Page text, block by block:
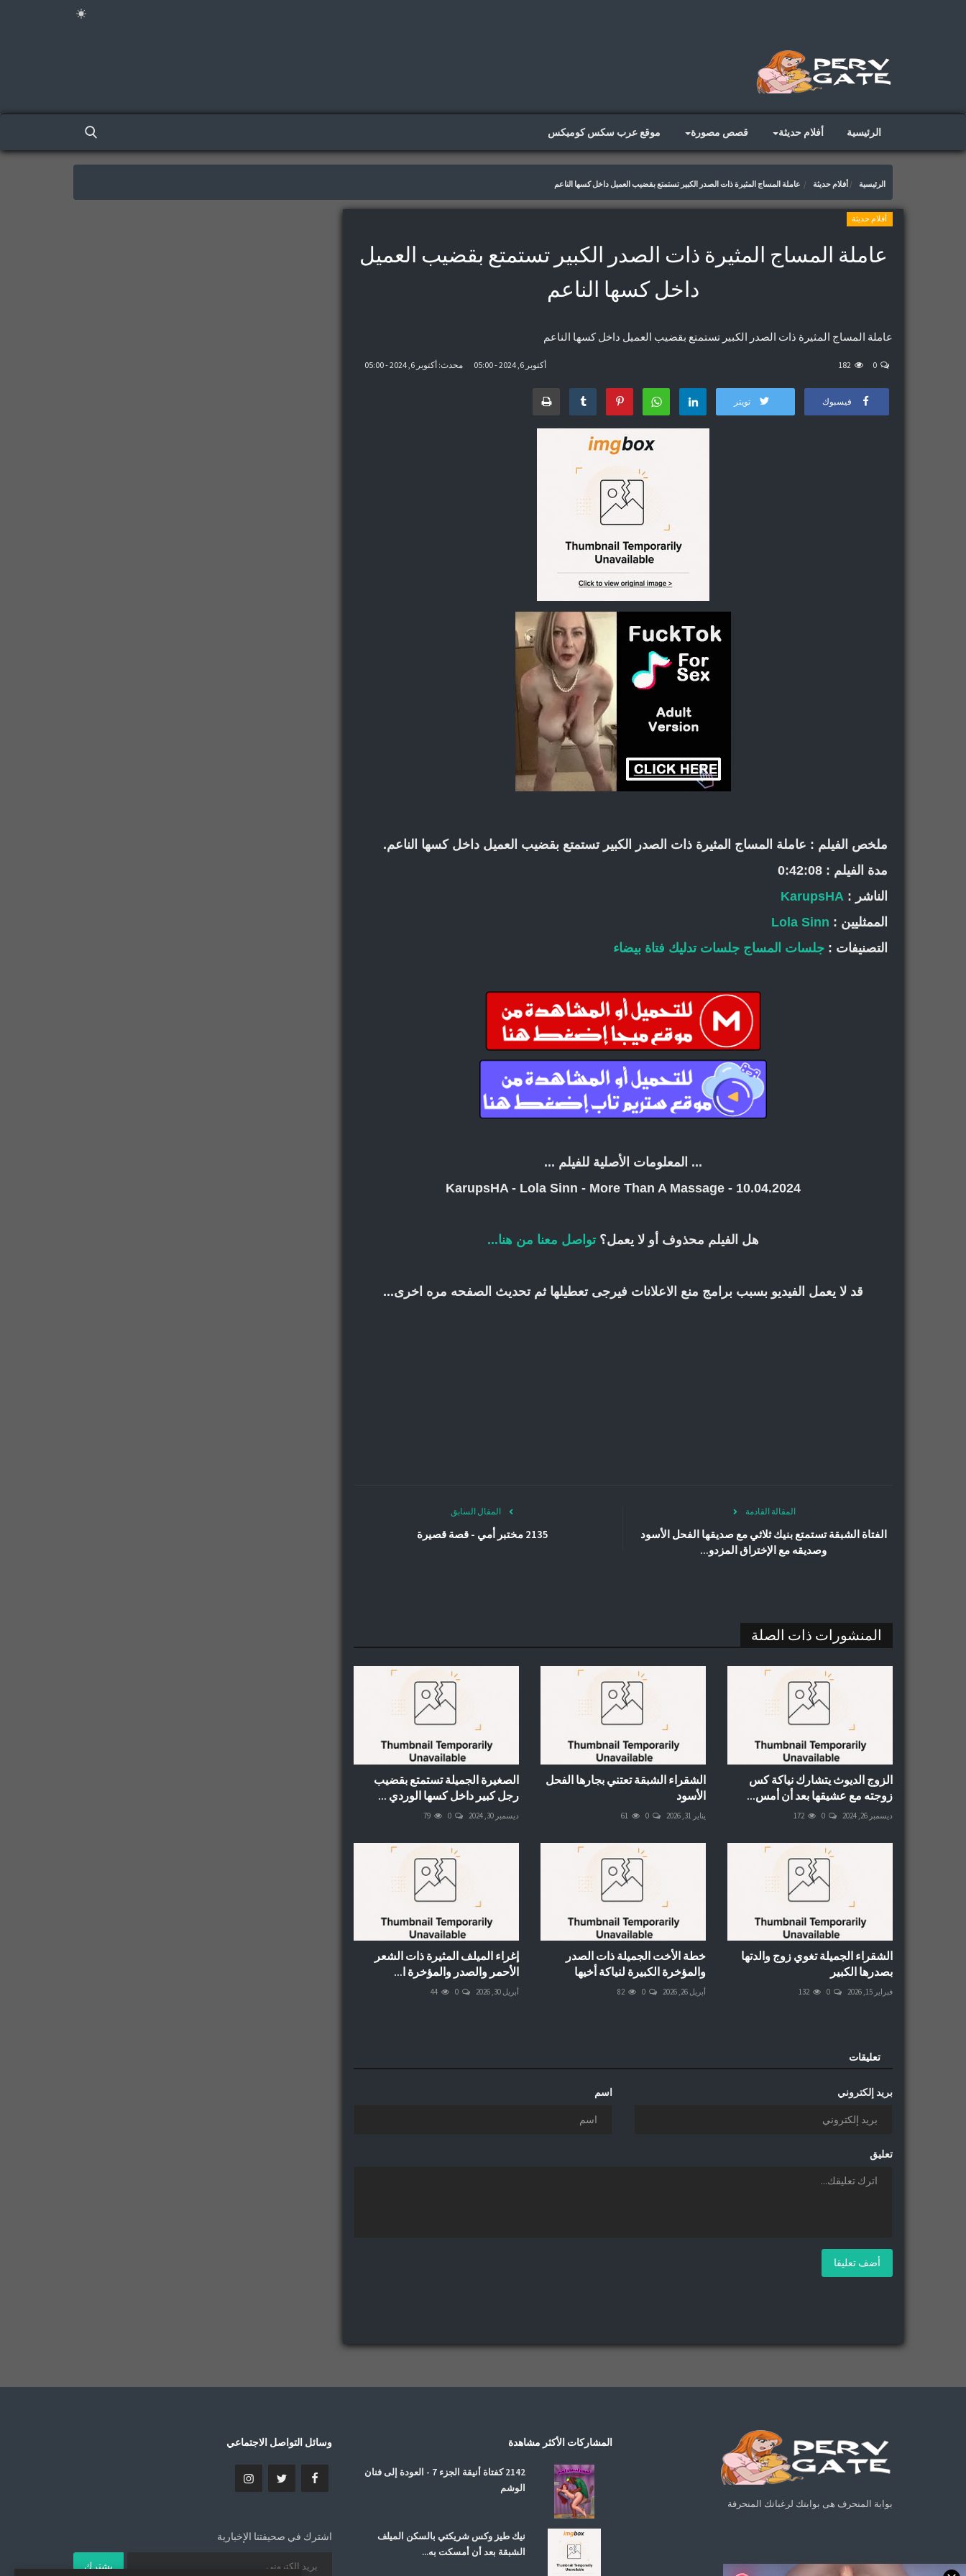
الرئيسية أفلام حديثة قصص مصورة موقع عرب سكس كوميكس
الرئيسية أفلام حديثة عاملة المساج المثيرة ذات الصدر الكبير تستمتع بقضيب العميل داخل كسها الناعم
أفلام حديثة
عاملة المساج المثيرة ذات الصدر الكبير تستمتع بقضيب العميل
داخل كسها الناعم
عاملة المساج المثيرة ذات الصدر الكبير تستمتع بقضيب العميل داخل كسها الناعم
أكتوبر 6, 2024 - 05:00 محدث: أكتوبر 6, 2024 - 05:00 0
182
فيسبوك تويتر
ملخص الفيلم : عاملة المساج المثيرة ذات الصدر الكبير تستمتع بقضيب العميل داخل كسها الناعم.
مدة الفيلم : 0:42:08
الناشر : KarupsHA
الممثليين : Lola Sinn
التصنيفات : جلسات المساج جلسات تدليك فتاة بيضاء
... المعلومات الأصلية للفيلم ...
KarupsHA - Lola Sinn - More Than A Massage - 10.04.2024
هل الفيلم محذوف أو لا يعمل؟ تواصل معنا من هنا...
قد لا يعمل الفيديو بسبب برامج منع الاعلانات فيرجى تعطيلها ثم تحديث الصفحه مره اخرى...
المقال السابق
2135 مختبر أمي - قصة قصيرة
المقالة القادمة
الفتاة الشبقة تستمتع بنيك ثلاثي مع صديقها الفحل الأسود
وصديقه مع الإختراق المزدو...
المنشورات ذات الصلة
الزوج الديوث يتشارك نياكة كس
زوجته مع عشيقها بعد أن أمس...
ديسمبر 26, 2024 0
172
الشقراء الشبقة تعتني بجارها الفحل
الأسود
يناير 31, 2026 0
61
الصغيرة الجميلة تستمتع بقضيب
رجل كبير داخل كسها الوردي ...
ديسمبر 30, 2024 0
79
الشقراء الجميلة تغوي زوج والدتها
بصدرها الكبير
فبراير 15, 2026 0
132
خطة الأخت الجميلة ذات الصدر
والمؤخرة الكبيرة لنياكة أخيها
أبريل 26, 2026 0
82
إغراء الميلف المثيرة ذات الشعر
الأحمر والصدر والمؤخرة ا...
أبريل 30, 2026 0
44
تعليقات
اسم بريد إلكتروني
تعليق
أضف تعليقا
بوابة المنحرف هى بوابتك لرغباتك المنحرفة
المشاركات الأكثر مشاهدة
2142 كفتاة أنيقة الجزء 7 - العودة إلى فنان
الوشم
نيك طيز وكس شريكتي بالسكن الميلف
الشبقة بعد أن أمسكت به...
وسائل التواصل الاجتماعي
اشترك في صحيفتنا الإخبارية
يشترك